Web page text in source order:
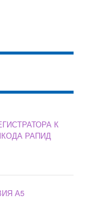
К
РАПИД
А5